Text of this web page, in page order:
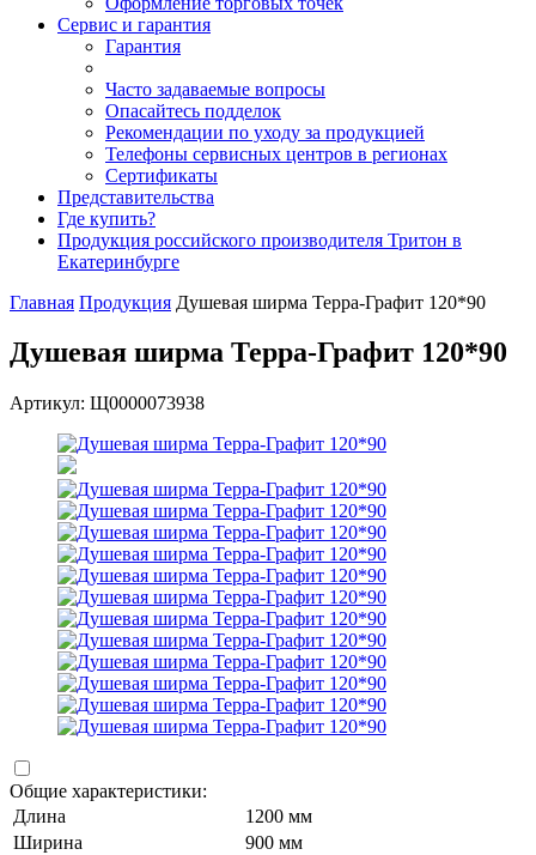
Сервис и гарантия
Гарантия
Часто задаваемые вопросы
Опасайтесь подделок
Рекомендации по уходу за продукцией
Телефоны сервисных центров в регионах
Сертификаты
Представительства
Где купить?
Продукция российского производителя Тритон в
Екатеринбурге
Главная Продукция Душевая ширма Терра-Графит 120*90
Душевая ширма Терра-Графит 120*90
Артикул: Щ0000073938
Общие характеристики:
Длина
1200 мм
Ширина
900 мм